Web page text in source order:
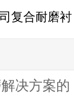
决方案的